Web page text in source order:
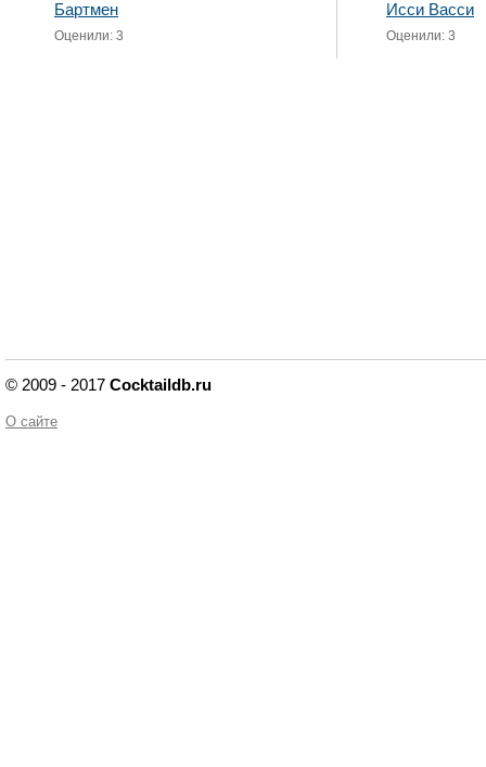
Бартмен
Оценили: 3
Исси Васси
Оценили: 3
© 2009 - 2017 Cocktaildb.ru
О сайте